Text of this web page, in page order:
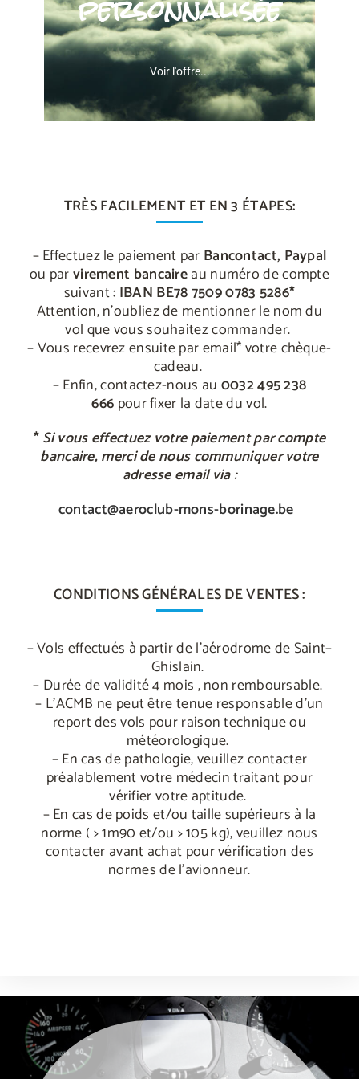
RÉSERVATION
Voir l'offre...
DES VOLS À LA CARTE
ENVOYEZ-NOUS UN
MAIL
TRÈS FACILEMENT ET EN 3 ÉTAPES:
– Effectuez le paiement par Bancontact, Paypal
ou parvirement bancaireau numéro de compte
suivant : IBAN BE78 7509 0783 5286*
Attention, n’oubliez de mentionner le nom du
vol que vous souhaitez commander.
– Vous recevrez ensuite par email* votre chèque-
cadeau.
– Enfin, contactez-nous au 0032 495 238
666 pour fixer la date du vol.
*Si vous effectuez votre paiement par compte
bancaire, merci de nous communiquer votre
adresse email via :
contact@aeroclub-mons-borinage.be
CONDITIONS GÉNÉRALES DE VENTES :
– Vols effectués à partir de l’aérodrome de Saint–
Ghislain.
– Durée de validité 4 mois , non remboursable.
– L’ACMB ne peut être tenue responsable d’un
report des vols pour raison technique ou
météorologique.
– En cas de pathologie, veuillez contacter
préalablement votre médecin traitant pour
vérifier votre aptitude.
– En cas de poids et/ou taille supérieurs à la
norme ( > 1m90 et/ou > 105 kg), veuillez nous
contacter avant achat pour vérification des
normes de l’avionneur.